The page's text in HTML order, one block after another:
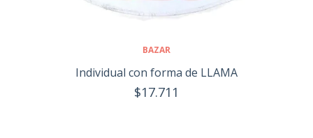
BAZAR
Individual con forma de LLAMA
$17.711